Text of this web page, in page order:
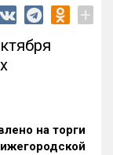
+
на торги